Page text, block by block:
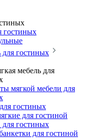
гостиных
для гостиных
мебель для
мягкой мебели для
гостиных
для гостиной
гостиных
для гостиной